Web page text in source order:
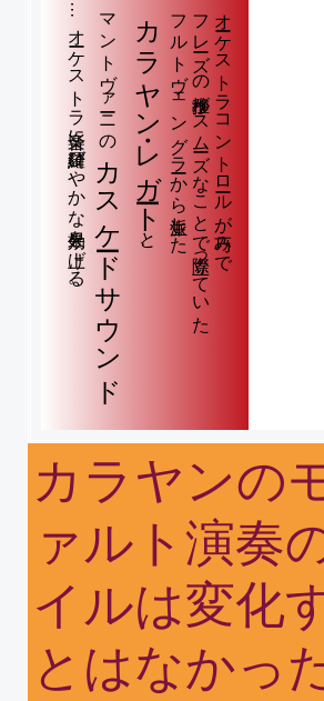
オーケストラコントロールが巧みで
フレーズの推移がスムーズなことで際立っていた
フルトヴェングラーから派生した
カラヤン・レガート
と、
マントヴァーニの
カスケードサウンド
…オーケストラ音楽に綺羅びやかな効果を上げる。
カラヤンの
ァルト演奏
イルは変化
とはなかった